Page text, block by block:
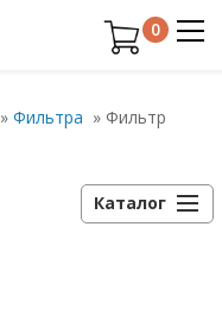
0
»Фильтра » Фильтр
Каталог